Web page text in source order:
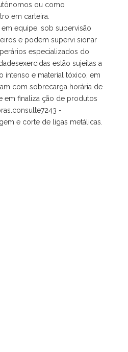
ou como
em carteira.
equipe, sob supervisão
e podem supervi sionar
especializados do
estão sujeitas a
intenso e material tóxico, em
com sobrecarga horária de
em finaliza ção de produtos
-
e corte de ligas metálicas.